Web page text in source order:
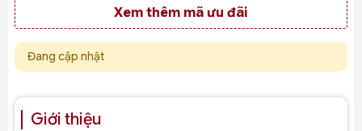
Xem thêm mã ưu đãi
Đang cập nhật
Giới thiệu